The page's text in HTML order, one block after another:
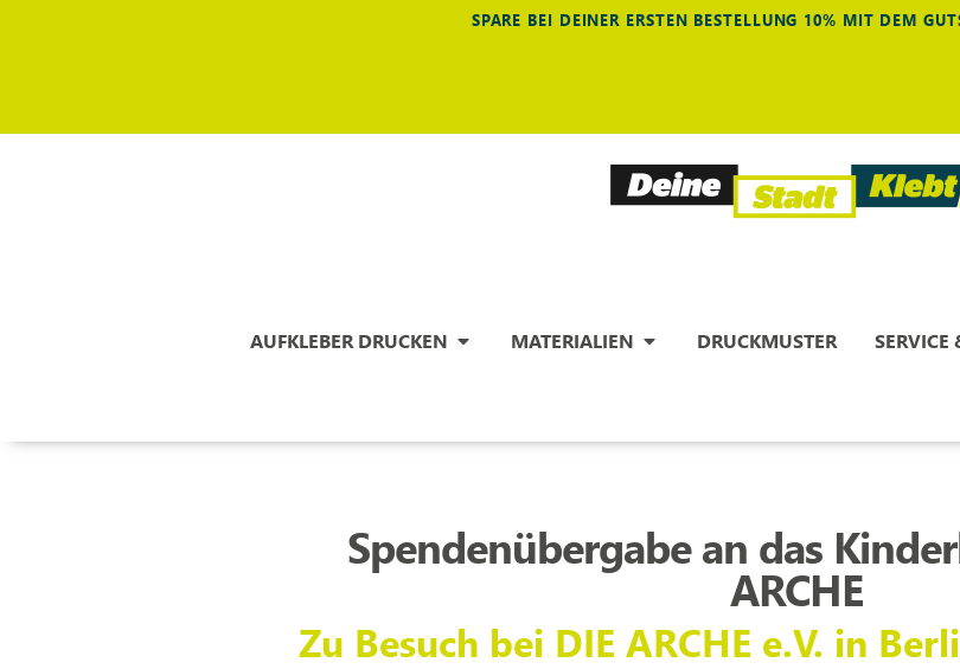
SPARE BEI DEINER ERSTEN BESTELLUNG 10% MIT DEM
AUFKLEBER DRUCKEN MATERIALIEN DRUCKMUSTER SERVICE
Spendenübergabe an das
ARCHE
Zu Besuch bei DIE ARCHE e.V. in